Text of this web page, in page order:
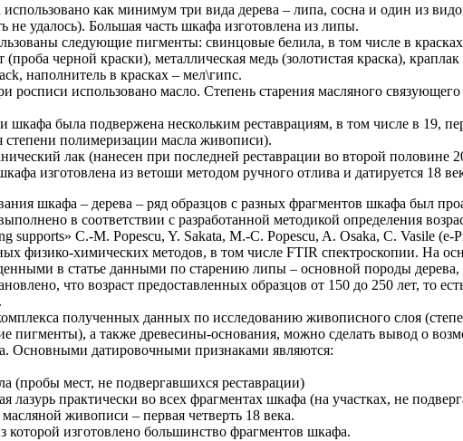
как минимум три вида дерева – липа, сосна и один из
не удалось). Большая часть шкафа изготовлена из липы.
следующие пигменты: свинцовые белила, в том числе в
черной краски), металлическая медь (золотистая краска),
наполнитель в красках – мел\гипс.
росписи использовано масло. Степень старения масляного связующего
была подвержена нескольким реставрациям, в том числе в 19,
полимеризации масла живописи).
лак (нанесен при последней реставрации во второй половине
изготовлена из ветоши методом ручного отлива и датируется 18
шкафа – дерева – ряд образцов с разных фрагментов шкафа был
в соответствии с разработанной методикой определения
supports» C.-M. Popescu, Y. Sakata, M.-C. Popescu, A. Osaka, C. Vasile (е-
физико-химических методов, в том числе FTIR спектроскопии. На
в статье данными по старению липы – основной породы дерева,
что возраст предоставленных образцов от 150 до 250 лет, то
полученных данных по исследованию живописного слоя
пигменты), а также древесины-основания, можно сделать вывод о
Основными датировочными признаками являются:
(пробы мест, не подвергавшихся реставрации)
лазурь практически во всех фрагментах шкафа (на участках, не
живописи – первая четверть 18 века.
которой изготовлено большинство фрагментов шкафа.